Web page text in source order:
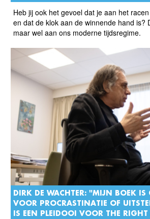
Heb jij ook het gevoel dat je aan het
en dat de klok aan de winnende hand is?
maar wel aan ons moderne tijdsregime.
DIRK DE WACHTER: "MIJN BOEK IS
VOOR PROCRASTINATIE OF
IS EEN PLEIDOOI VOOR THE